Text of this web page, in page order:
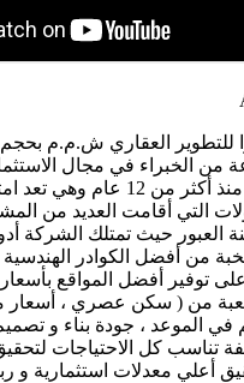
للتطوير العقاري ش.م.م
الخبراء في مجال
العقاري والمقاولات منذ أكثر من
التي أقامت العديد من
العبور حيث تمتلك الشركة
من أفضل الكوادر الهندسية
توفير أفضل المواقع بأسعار
من ( سكن عصري ، أسعار
في الموعد ، جودة بناء و
تناسب كل الاحتياجات
أعلي معدلات استثمارية و